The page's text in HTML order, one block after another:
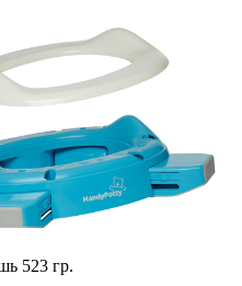
523 гр.